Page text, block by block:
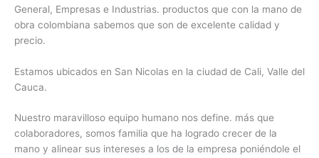
General, Empresas e Industrias. productos que con la mano de
obra colombiana sabemos que son de excelente calidad y
precio.
Estamos ubicados en San Nicolas en la ciudad de Cali, Valle del
Cauca.
Nuestro maravilloso equipo humano nos define. más que
colaboradores, somos familia que ha logrado crecer de la
mano y alinear sus intereses a los de la empresa poniéndole el